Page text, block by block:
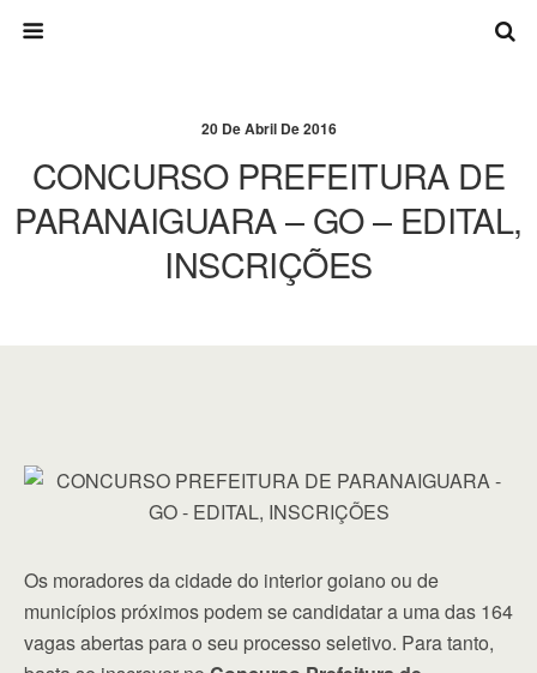
20 De Abril De 2016
CONCURSO PREFEITURA DE
PARANAIGUARA – GO – EDITAL,
INSCRIÇÕES
Os moradores da cidade do interior goiano ou de
municípios próximos podem se candidatar a uma das 164
vagas abertas para o seu processo seletivo. Para tanto,